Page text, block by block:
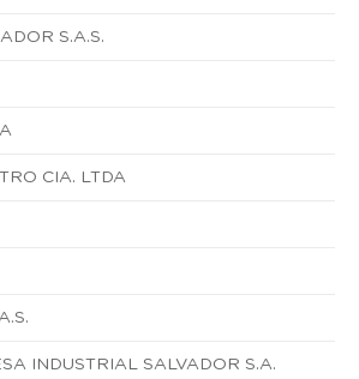
S.A.S.
CIA. LTDA
INDUSTRIAL SALVADOR S.A.